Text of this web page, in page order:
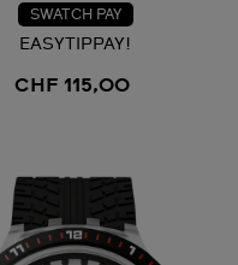
SWATCH PAY
EASYTIPPAY!
CHF 115,00